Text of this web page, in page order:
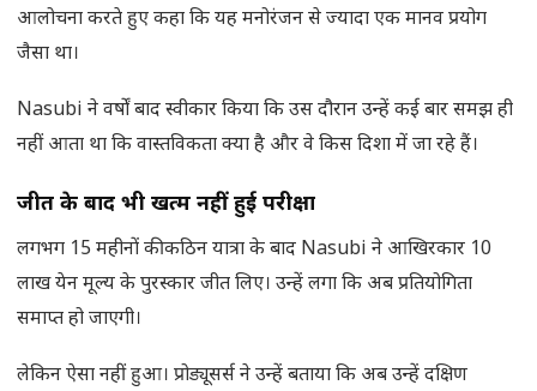
आलोचना करते हुए कहा कि यह मनोरंजन से ज्यादा एक मानव प्रयोग
जैसा था।
Nasubi ने वर्षों बाद स्वीकार किया कि उस दौरान उन्हें कई बार समझ ही
नहीं आता था कि वास्तविकता क्या है और वे किस दिशा में जा रहे हैं।
जीत के बाद भी खत्म नहीं हुई परीक्षा
लगभग 15 महीनों की कठिन यात्रा के बाद Nasubi ने आखिरकार 10
लाख येन मूल्य के पुरस्कार जीत लिए। उन्हें लगा कि अब प्रतियोगिता
समाप्त हो जाएगी।
लेकिन ऐसा नहीं हुआ। प्रोड्यूसर्स ने उन्हें बताया कि अब उन्हें दक्षिण